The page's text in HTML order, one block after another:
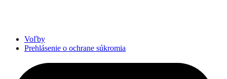
Voľby
Prehlásenie o ochrane súkromia